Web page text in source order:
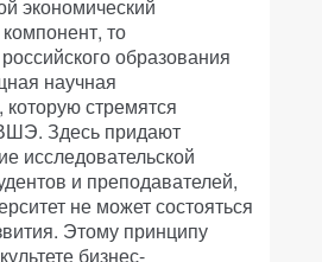
экономический
то
образования
научная
стремятся
Здесь придают
исследовательской
и преподавателей,
не может состояться
Этому принципу
бизнес-